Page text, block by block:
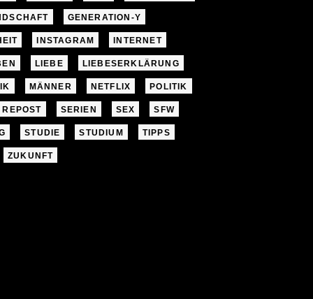
GENERATION-Y
INSTAGRAM INTERNET
LIEBE LIEBESERKLÄRUNG
MÄNNER NETFLIX POLITIK
REPOST SERIEN SEX SFW
STUDIE STUDIUM TIPPS
ZUKUNFT